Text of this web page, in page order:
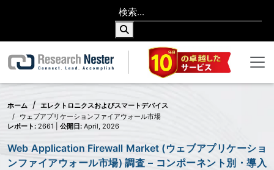
ホーム
エレクトロニクスおよびスマートデバイス
ウェブアプリケーションファイアウォール市場
レポート: 2661 | 公開日: April, 2026
Web Application Firewall Market (ウェブアプリケーショ
ンファイアウォール市場) 調査 – コンポーネント別・導入